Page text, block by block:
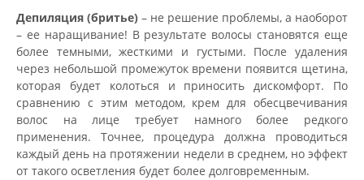
Депиляция (бритье) – не решение проблемы, а наоборот
– ее наращивание! В результате волосы становятся еще
более темными, жесткими и густыми. После удаления
через небольшой промежуток времени появится щетина,
которая будет колоться и приносить дискомфорт. По
сравнению с этим методом, крем для обесцвечивания
волос на лице требует намного более редкого
применения. Точнее, процедура должна проводиться
каждый день на протяжении недели в среднем, но эффект
от такого осветления будет более долговременным.